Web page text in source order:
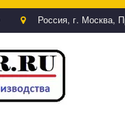
Россия, г. Москва,